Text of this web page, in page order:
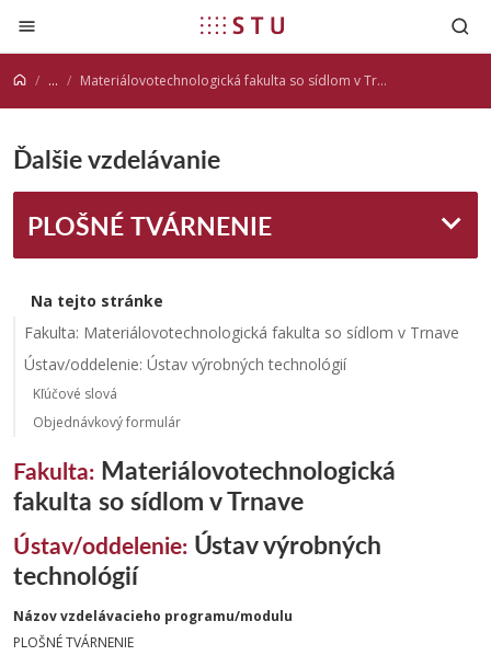
Prejsť na obsah
... Materiálovotechnologická fakulta so sídlom v Trnave
Ďalšie vzdelávanie
PLOŠNÉ TVÁRNENIE
Na tejto stránke
Fakulta: Materiálovotechnologická fakulta so sídlom v Trnave
Ústav/oddelenie: Ústav výrobných technológií
Kľúčové slová
Objednávkový formulár
Fakulta: Materiálovotechnologická
fakulta so sídlom v Trnave
Ústav/oddelenie: Ústav výrobných
technológií
Názov vzdelávacieho programu/modulu
PLOŠNÉ TVÁRNENIE